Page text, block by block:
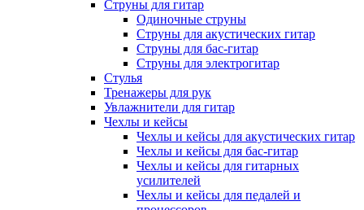
Струны для гитар
Одиночные струны
Струны для акустических гитар
Струны для бас-гитар
Струны для электрогитар
Стулья
Тренажеры для рук
Увлажнители для гитар
Чехлы и кейсы
Чехлы и кейсы для акустических гитар
Чехлы и кейсы для бас-гитар
Чехлы и кейсы для гитарных
усилителей
Чехлы и кейсы для педалей и